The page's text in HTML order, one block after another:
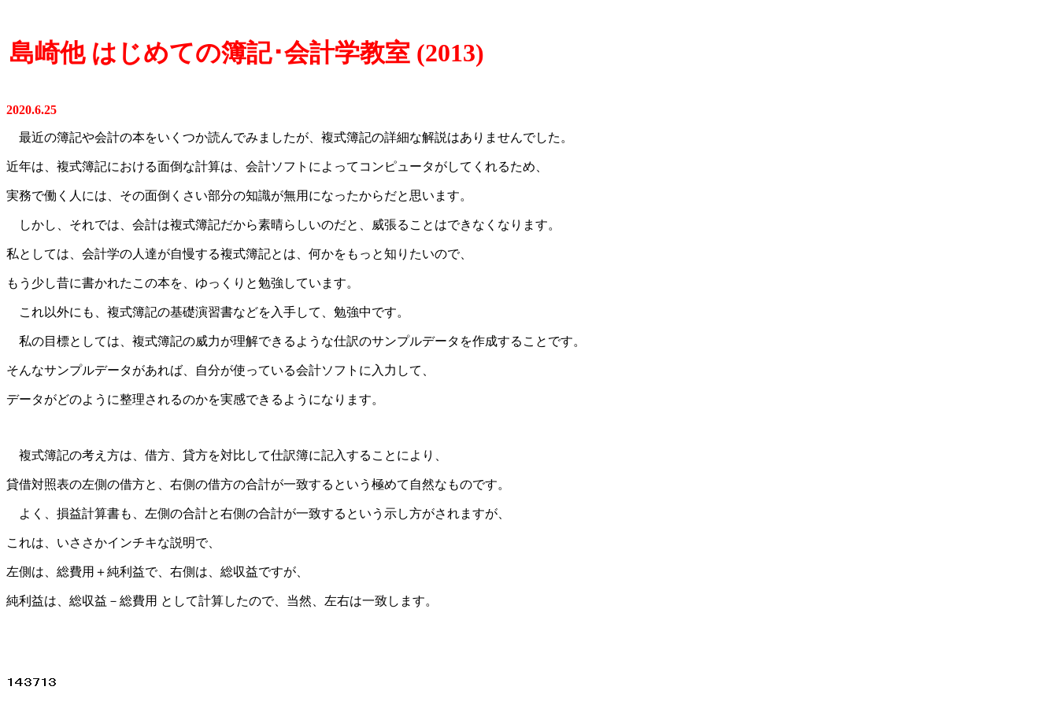
島崎他 はじめての簿記･会計学教室 (2013)
2020.6.25
最近の簿記や会計の本をいくつか読んでみましたが、複式簿記の詳細な解説はありませんでした。
近年は、複式簿記における面倒な計算は、会計ソフトによってコンピュータがしてくれるため、
実務で働く人には、その面倒くさい部分の知識が無用になったからだと思います。
しかし、それでは、会計は複式簿記だから素晴らしいのだと、威張ることはできなくなります。
私としては、会計学の人達が自慢する複式簿記とは、何かをもっと知りたいので、
もう少し昔に書かれたこの本を、ゆっくりと勉強しています。
これ以外にも、複式簿記の基礎演習書などを入手して、勉強中です。
私の目標としては、複式簿記の威力が理解できるような仕訳のサンプルデータを作成することです。
そんなサンプルデータがあれば、自分が使っている会計ソフトに入力して、
データがどのように整理されるのかを実感できるようになります。
複式簿記の考え方は、借方、貸方を対比して仕訳簿に記入することにより、
貸借対照表の左側の借方と、右側の借方の合計が一致するという極めて自然なものです。
よく、損益計算書も、左側の合計と右側の合計が一致するという示し方がされますが、
これは、いささかインチキな説明で、
左側は、総費用＋純利益で、右側は、総収益ですが、
純利益は、総収益－総費用 として計算したので、当然、左右は一致します。